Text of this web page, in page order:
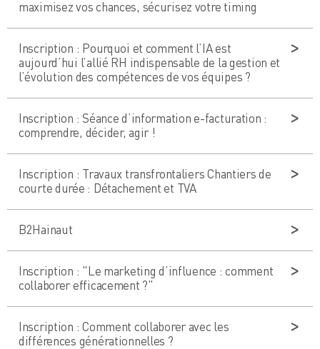
maximisez vos chances, sécurisez votre timing
Inscription : Pourquoi et comment l’IA est
aujourd’hui l’allié RH indispensable de la gestion et
l’évolution des compétences de vos équipes ?
Inscription : Séance d’information e-facturation :
comprendre, décider, agir !
Inscription : Travaux transfrontaliers Chantiers de
courte durée : Détachement et TVA
B2Hainaut
Inscription : "Le marketing d’influence : comment
collaborer efficacement ?"
Inscription : Comment collaborer avec les
différences générationnelles ?